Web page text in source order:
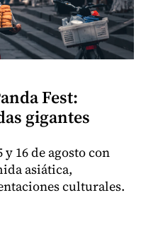
Fest:
gigantes
y 16 de agosto con
asiática,
culturales.